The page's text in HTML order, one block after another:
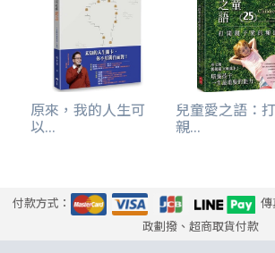
的溫血動物。記得她的回答非常專業（
述），但是可以讓我這門外漢聽得懂其
十分心折。她說她是為她的學生寫這本
多年的交往中，我也姑且以她的課外學
《再思創造》，才知道能做她的學生，
班」的成員，是何等的有福！
追求智慧的心志，活出智慧的人生
文／黃吳期馨（美國Wayne州立大學物
教育家、美國紐澤西卅若歌教會兒童教育
原來，我的人生可
以...
兒童愛之語：
親...
付款方式：
政劃撥、超商取貨付款